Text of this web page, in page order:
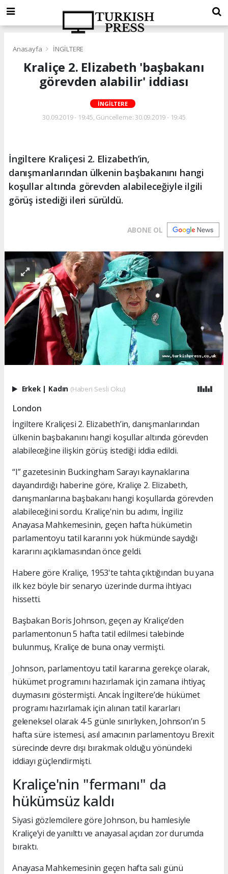
Anasayfa İNGİLTERE
Kraliçe 2. Elizabeth 'başbakanı
görevden alabilir' iddiası
İNGİLTERE
30.09.2019 - 19:45, Güncelleme: 30.09.2019 - 19:45
İngiltere Kraliçesi 2. Elizabeth’in,
danışmanlarından ülkenin başbakanını hangi
koşullar altında görevden alabileceğiyle ilgili
görüş istediği ileri sürüldü.
ABONE OL
Erkek Kadın (Haberi Sesli Oku)
London
İngiltere Kraliçesi 2. Elizabeth’in, danışmanlarından
ülkenin başbakanını hangi koşullar altında görevden
alabileceğine ilişkin görüş istediği iddia edildi.
“I” gazetesinin Buckingham Sarayı kaynaklarına
dayandırdığı haberine göre, Kraliçe 2. Elizabeth,
danışmanlarına başbakanı hangi koşullarda görevden
alabileceğini sordu. Kraliçe'nin bu adımı, İngiliz
Anayasa Mahkemesinin, geçen hafta hükümetin
parlamentoyu tatil kararını yok hükmünde saydığı
kararını açıklamasından önce geldi.
Habere göre Kraliçe, 1953'te tahta çıktığından bu yana
ilk kez böyle bir senaryo üzerinde durma ihtiyacı
hissetti.
Başbakan Boris Johnson, geçen ay Kraliçe’den
parlamentonun 5 hafta tatil edilmesi talebinde
bulunmuş, Kraliçe de buna onay vermişti.
Johnson, parlamentoyu tatil kararına gerekçe olarak,
hükümet programını hazırlamak için zamana ihtiyaç
duymasını göstermişti. Ancak İngiltere’de hükümet
programı hazırlamak için alınan tatil kararları
geleneksel olarak 4-5 günle sınırlıyken, Johnson’ın 5
hafta süre istemesi, asıl amacının parlamentoyu Brexit
sürecinde devre dışı bırakmak olduğu yönündeki
iddiayı güçlendirmişti.
Kraliçe'nin "fermanı" da
hükümsüz kaldı
Siyasi gözlemcilere göre Johnson, bu hamlesiyle
Kraliçe’yi de yanılttı ve anayasal açıdan zor durumda
bıraktı.
Anayasa Mahkemesinin geçen hafta salı günü